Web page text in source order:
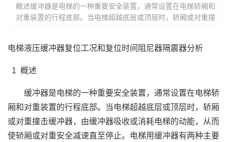
概述缓冲器是电梯的一种重要安全装置，通常设置在电梯轿厢和
对重装置的行程底部。当电梯超越底层或顶层时，轿厢或对重撞
器和耗能型缓冲器。1.1蓄能型缓冲器蓄能型缓冲器有线性、非
型缓冲器目前主要应用的产品为聚氨脂。西捷克缓冲器弹簧缓冲
电梯液压缓冲器复位工况和复位时间阻尼器隔震器分析
1 概述
缓冲器是电梯的一种重要安全装置，通常设置在电梯轿
厢和对重装置的行程底部。当电梯超越底层或顶层时，轿厢
或对重撞击缓冲器，由缓冲器吸收或消耗电梯的动能，从而
使轿厢或对重安全减速直至停止。电梯用缓冲器有两种主要